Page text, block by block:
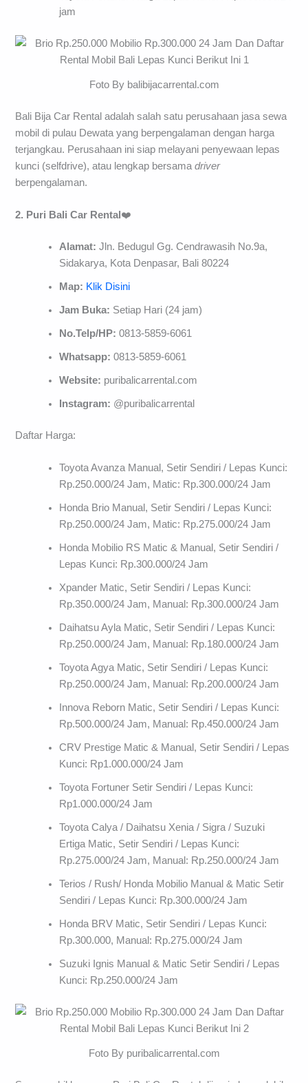
jam
Foto By balibijacarrental.com
Bali Bija Car Rental adalah salah satu perusahaan jasa sewa
mobil di pulau Dewata yang berpengalaman dengan harga
terjangkau. Perusahaan ini siap melayani penyewaan lepas
kunci (selfdrive), atau lengkap bersamadriver
berpengalaman.
2. Puri Bali Car Rental ❤️
Alamat:Jln. Bedugul Gg. Cendrawasih No.9a,
Sidakarya, Kota Denpasar, Bali 80224
Map: Klik Disini
Jam Buka: Setiap Hari (24 jam)
No.Telp/HP: 0813-5859-6061
Whatsapp: 0813-5859-6061
Website: puribalicarrental.com
Instagram: @puribalicarrental
Daftar Harga:
Toyota Avanza Manual, Setir Sendiri / Lepas Kunci:
Rp.250.000/24 Jam, Matic: Rp.300.000/24 Jam
Honda Brio Manual, Setir Sendiri / Lepas Kunci:
Rp.250.000/24 Jam, Matic: Rp.275.000/24 Jam
Honda Mobilio RS Matic & Manual, Setir Sendiri /
Lepas Kunci: Rp.300.000/24 Jam
Xpander Matic, Setir Sendiri / Lepas Kunci:
Rp.350.000/24 Jam, Manual: Rp.300.000/24 Jam
Daihatsu Ayla Matic, Setir Sendiri / Lepas Kunci:
Rp.250.000/24 Jam, Manual: Rp.180.000/24 Jam
Toyota Agya Matic, Setir Sendiri / Lepas Kunci:
Rp.250.000/24 Jam, Manual: Rp.200.000/24 Jam
Innova Reborn Matic, Setir Sendiri / Lepas Kunci:
Rp.500.000/24 Jam, Manual: Rp.450.000/24 Jam
CRV Prestige Matic & Manual, Setir Sendiri / Lepas
Kunci: Rp1.000.000/24 Jam
Toyota Fortuner Setir Sendiri / Lepas Kunci:
Rp1.000.000/24 Jam
Toyota Calya / Daihatsu Xenia / Sigra / Suzuki
Ertiga Matic, Setir Sendiri / Lepas Kunci:
Rp.275.000/24 Jam, Manual: Rp.250.000/24 Jam
Terios / Rush/ Honda Mobilio Manual & Matic Setir
Sendiri / Lepas Kunci: Rp.300.000/24 Jam
Honda BRV Matic, Setir Sendiri / Lepas Kunci:
Rp.300.000, Manual: Rp.275.000/24 Jam
Suzuki Ignis Manual & Matic Setir Sendiri / Lepas
Kunci: Rp.250.000/24 Jam
Foto By puribalicarrental.com